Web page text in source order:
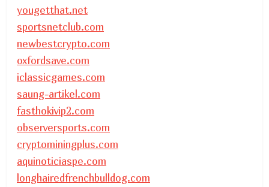
yougetthat.net
sportsnetclub.com
newbestcrypto.com
oxfordsave.com
iclassicgames.com
saung-artikel.com
fasthokivip2.com
observersports.com
cryptominingplus.com
aquinoticiaspe.com
longhairedfrenchbulldog.com